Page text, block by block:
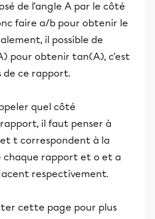
de l'angle A par le côté
faire a/b pour obtenir le
il possible de
pour obtenir tan(A), c'est
de ce rapport.
quel côté
il faut penser à
et t correspondent à la
rapport et o et a
respectivement.
cette page pour plus